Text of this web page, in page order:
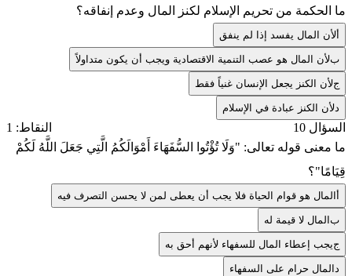
ما الحكمة من تحريم الإسلام لكنز المال وعدم إنفاقه؟
لأن المال يفسد إذا لم ينفق
بلأن المال هو عصب التنمية الاقتصادية ويجب أن يكون متداولاً
جلأن الكنز يجعل الإنسان غنياً فقط
لأن الكنز عبادة في الإسلام
السؤال 10
النقاط: 1
ما معنى قوله تعالى: "وَلَا تُؤْتُوا السُّفَهَاءَ أَمْوَالَكُمُ الَّتِي جَعَلَ اللَّهُ لَكُمْ
قِيَامًا"؟
المال هو قوام الحياة فلا يجب أن يعطى لمن لا يحسن التصرف فيه
بالمال لا قيمة له
جيجب إعطاء المال للسفهاء لأنهم أحق به
المال حرام على السفهاء